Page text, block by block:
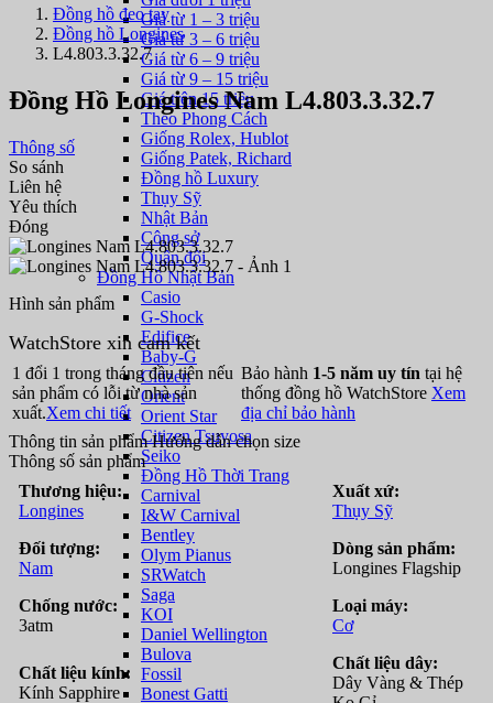
Giá từ 1 – 3 triệu
Giá từ 3 – 6 triệu
Giá từ 6 – 9 triệu
Giá từ 9 – 15 triệu
Giá trên 15 triệu
Theo Phong Cách
Giống Rolex, Hublot
Giống Patek, Richard
Đồng hồ Luxury
Thụy Sỹ
Nhật Bản
Công sở
Quân đội
Đồng Hồ Nhật Bản
Casio
G-Shock
Edifice
Baby-G
Citizen
Orient
Orient Star
Citizen Tsuyosa
Seiko
Đồng Hồ Thời Trang
Carnival
I&W Carnival
Bentley
Olym Pianus
SRWatch
Saga
KOI
Daniel Wellington
Bulova
Fossil
Bonest Gatti
Đồng hồ đeo tay
Đồng hồ Longines
L4.803.3.32.7
Đồng Hồ Longines Nam L4.803.3.32.7
Thông số
So sánh
Liên hệ
Yêu thích
Đóng
Hình sản phẩm
WatchStore xin cam kết
1 đổi 1 trong tháng đầu tiên nếu
sản phẩm có lỗi từ nhà sản
xuất.Xem chi tiết
Bảo hành 1-5 năm uy tín tại hệ
thống đồng hồ WatchStore Xem
địa chỉ bảo hành
Thông tin sản phẩm Hướng dẫn chọn size
Thông số sản phẩm
Thương hiệu:
Longines
Xuất xứ:
Thụy Sỹ
Đối tượng:
Nam
Dòng sản phẩm:
Longines Flagship
Chống nước:
3atm
Loại máy:
Cơ
Chất liệu kính:
Kính Sapphire
Chất liệu dây:
Dây Vàng & Thép